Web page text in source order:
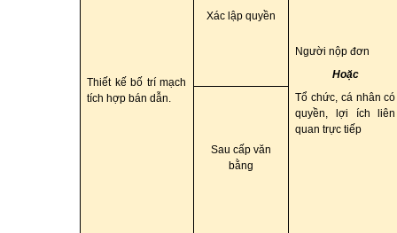
Thiết kế bố trí mạch
tích hợp bán dẫn.
Xác lập quyền
Người nộp đơn
Hoặc
Tổ chức, cá nhân có
quyền, lợi ích liên
quan trực tiếp
Sau cấp văn
bằng